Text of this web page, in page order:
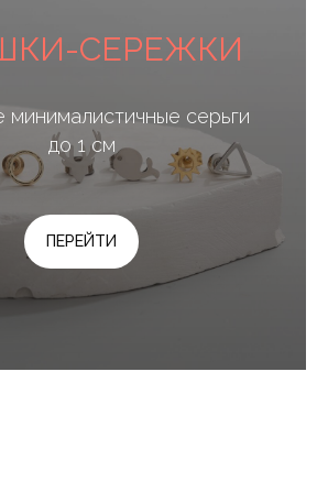
СЕРЕЖКИ
минималистичные серьги
до 1 см
ПЕРЕЙТИ